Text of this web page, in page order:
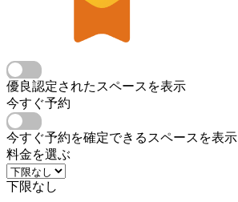
優良認定されたスペースを表示
今すぐ予約
今すぐ予約を確定できるスペースを表示
料金を選ぶ
下限なし